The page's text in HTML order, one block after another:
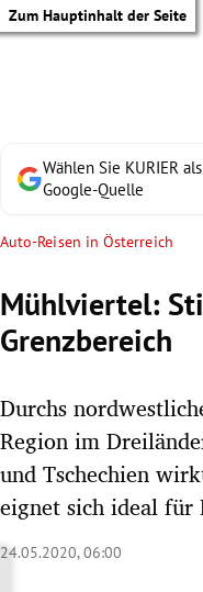
Zum Hauptinhalt der Seite
Untermenü
Untermenü
Untermenü
Wählen Sie KURIER
Google-Quelle
Auto-Reisen in Österreich
Mühlviertel:
Grenzbereich
Durchs
Region im
und Tschechien
eignet sich ideal für
24.05.2020, 06:00